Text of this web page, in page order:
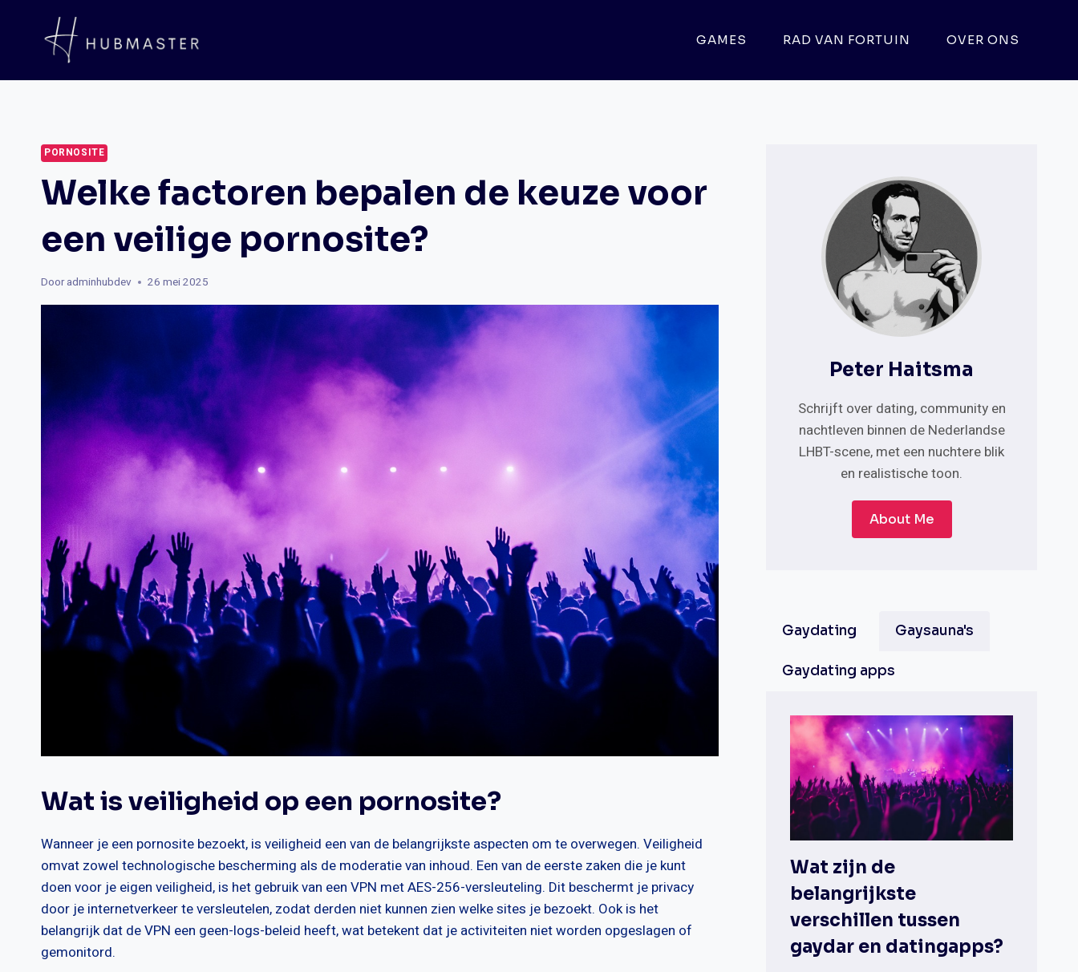
GAMES RAD VAN FORTUIN OVER ONS
PORNOSITE
Welke factoren bepalen de keuze voor
een veilige pornosite?
Door adminhubdev 26 mei 2025
Wat is veiligheid op een pornosite?
Wanneer je een pornosite bezoekt, is veiligheid een van de belangrijkste aspecten om te overwegen. Veiligheid
omvat zowel technologische bescherming als de moderatie van inhoud. Een van de eerste zaken die je kunt
doen voor je eigen veiligheid, is het gebruik van een VPN met AES-256-versleuteling. Dit beschermt je privacy
door je internetverkeer te versleutelen, zodat derden niet kunnen zien welke sites je bezoekt. Ook is het
belangrijk dat de VPN een geen-logs-beleid heeft, wat betekent dat je activiteiten niet worden opgeslagen of
gemonitord.
Peter Haitsma
Schrijft over dating, community en
nachtleven binnen de Nederlandse
LHBT-scene, met een nuchtere blik
en realistische toon.
About Me
Gaydating Gaysauna's
Gaydating apps
Wat zijn de
belangrijkste
verschillen tussen
gaydar en datingapps?